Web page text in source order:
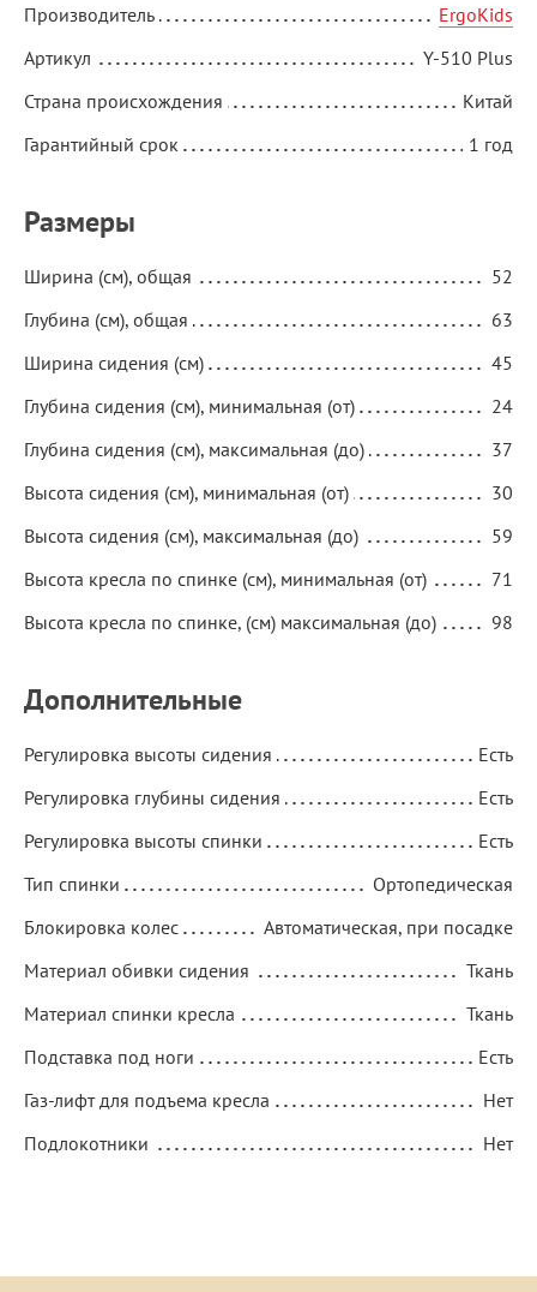
Производитель
ErgoKids
Артикул
Y-510 Plus
Страна происхождения
Китай
Гарантийный срок
1 год
Размеры
Ширина (см), общая
52
Глубина (см), общая
63
Ширина сидения (см)
45
Глубина сидения (см), минимальная (от)
24
Глубина сидения (см), максимальная (до)
37
Высота сидения (см), минимальная (от)
30
Высота сидения (см), максимальная (до)
59
Высота кресла по спинке (см), минимальная (от)
71
Высота кресла по спинке, (см) максимальная (до)
98
Дополнительные
Регулировка высоты сидения
Есть
Регулировка глубины сидения
Есть
Регулировка высоты спинки
Есть
Тип спинки
Ортопедическая
Блокировка колес
Автоматическая, при посадке
Материал обивки сидения
Ткань
Материал спинки кресла
Ткань
Подставка под ноги
Есть
Газ-лифт для подъема кресла
Нет
Подлокотники
Нет